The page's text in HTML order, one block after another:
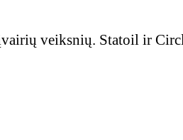
veiksnių. Statoil ir